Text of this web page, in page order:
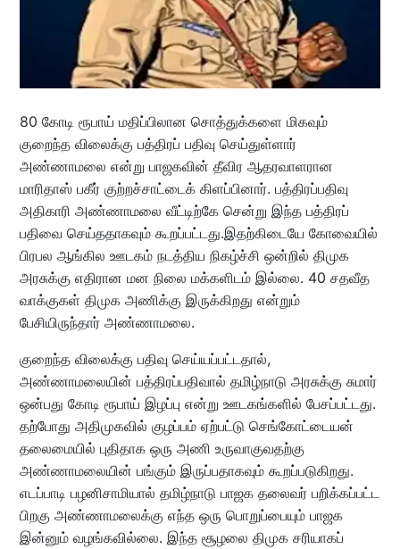
80 கோடி ரூபாய் மதிப்பிலான சொத்துக்களை மிகவும்
குறைந்த விலைக்கு பத்திரப் பதிவு செய்துள்ளார்
அண்ணாமலை என்று பாஜகவின் தீவிர ஆதரவாளரான
மாரிதாஸ் பகீர் குற்றச்சாட்டைக் கிளப்பினார். பத்திரப்பதிவு
அதிகாரி அண்ணாமலை வீட்டிற்கே சென்று இந்த பத்திரப்
பதிவை செய்ததாகவும் கூறப்பட்டது.இதற்கிடையே கோவையில்
பிரபல ஆங்கில ஊடகம் நடத்திய நிகழ்ச்சி ஒன்றில் திமுக
அரசுக்கு எதிரான மன நிலை மக்களிடம் இல்லை. 40 சதவீத
வாக்குகள் திமுக அணிக்கு இருக்கிறது என்றும்
பேசியிருந்தார் அண்ணாமலை.
குறைந்த விலைக்கு பதிவு செய்யப்பட்டதால்,
அண்ணாமலையின் பத்திரப்பதிவால் தமிழ்நாடு அரசுக்கு சுமார்
ஒன்பது கோடி ரூபாய் இழப்பு என்று ஊடகங்களில் பேசப்பட்டது.
தற்போது அதிமுகவில் குழப்பம் ஏற்பட்டு செங்கோட்டையன்
தலைமையில் புதிதாக ஒரு அணி உருவாகுவதற்கு
அண்ணாமலையின் பங்கும் இருப்பதாகவும் கூறப்படுகிறது.
எடப்பாடி பழனிசாமியால் தமிழ்நாடு பாஜக தலைவர் பறிக்கப்பட்ட
பிறகு அண்ணாமலைக்கு எந்த ஒரு பொறுப்பையும் பாஜக
இன்னும் வழங்கவில்லை. இந்த சூழலை திமுக சரியாகப்